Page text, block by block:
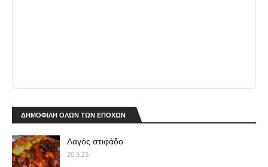
ΔΗΜΟΦΙΛΗ ΟΛΩΝ ΤΩΝ ΕΠΟΧΩΝ
Λαγός στιφάδο
20.9.23